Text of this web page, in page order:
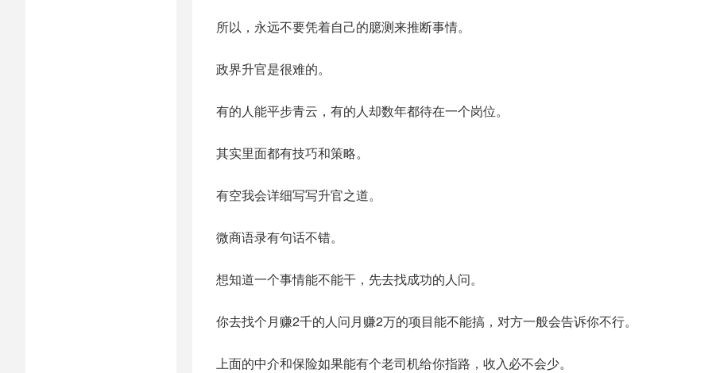
所以，永远不要凭着自己的臆测来推断事情。
政界升官是很难的。
有的人能平步青云，有的人却数年都待在一个岗位。
其实里面都有技巧和策略。
有空我会详细写写升官之道。
微商语录有句话不错。
想知道一个事情能不能干，先去找成功的人问。
你去找个月赚2千的人问月赚2万的项目能不能搞，对方一般会告诉你不行。
上面的中介和保险如果能有个老司机给你指路，收入必不会少。